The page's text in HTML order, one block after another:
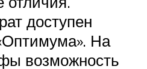
доступен
На
возможность